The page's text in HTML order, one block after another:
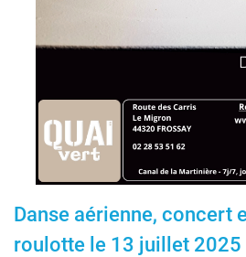
Danse aérienne, concert
roulotte le 13 juillet 2025